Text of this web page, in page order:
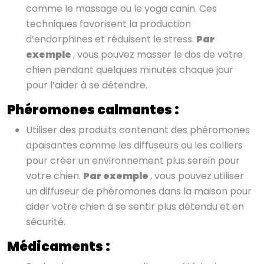
comme le massage ou le yoga canin. Ces
techniques favorisent la production
d’endorphines et réduisent le stress. Par
exemple, vous pouvez masser le dos de votre
chien pendant quelques minutes chaque jour
pour l’aider à se détendre.
Phéromones calmantes :
Utiliser des produits contenant des phéromones
apaisantes comme les diffuseurs ou les colliers
pour créer un environnement plus serein pour
votre chien. Par exemple, vous pouvez utiliser
un diffuseur de phéromones dans la maison pour
aider votre chien à se sentir plus détendu et en
sécurité.
Médicaments :